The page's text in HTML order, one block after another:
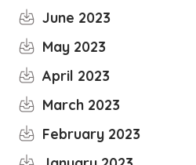
June 2023
May 2023
April 2023
March 2023
February 2023